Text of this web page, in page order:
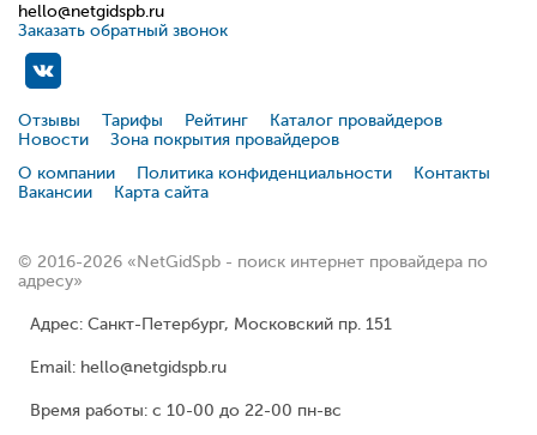
hello@netgidspb.ru
Заказать обратный звонок
Отзывы Тарифы Рейтинг
Каталог провайдеров
Новости
Зона покрытия провайдеров
О компании
Политика конфиденциальности
Контакты
Вакансии
Карта сайта
© 2016-2026 «NetGidSpb - поиск интернет провайдера по
адресу»
Адрес: Санкт-Петербург, Московский пр. 151
Email: hello@netgidspb.ru
Время работы: с 10-00 до 22-00 пн-вс